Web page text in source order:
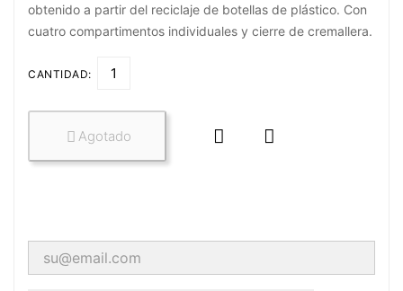
obtenido a partir del reciclaje de botellas de plástico. Con
cuatro compartimentos individuales y cierre de cremallera.
CANTIDAD:
 Agotado  